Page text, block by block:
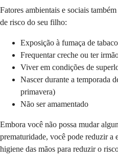
Fatores ambientais e sociais
de risco do seu filho:
Exposição à fumaça de tabaco
Frequentar creche ou ter
Viver em condições de
Nascer durante a temporada
primavera)
Não ser amamentado
Embora você não possa mudar
prematuridade, você pode reduzir a
higiene das mãos para reduzir o